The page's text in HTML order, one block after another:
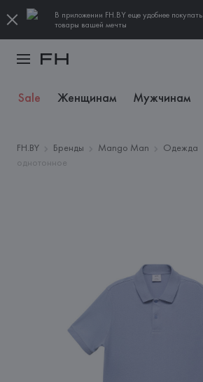
В приложении FH.BY еще удобнее покупать
товары вашей мечты
Sale Женщинам Мужчинам
FH.BY Бренды Mango Man Одежда
однотонное